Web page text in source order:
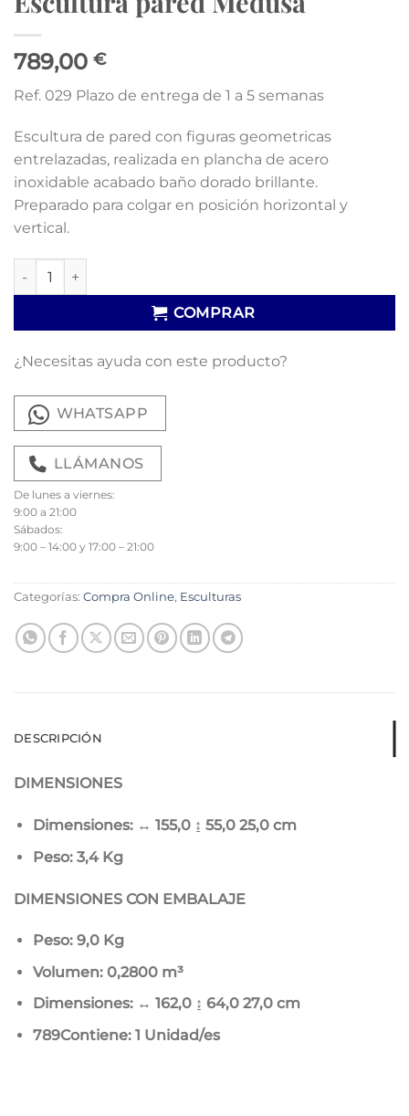
789,00 €
Ref. 029 Plazo de entrega de 1 a 5 semanas
Escultura de pared con figuras geometricas
entrelazadas, realizada en plancha de acero
inoxidable acabado baño dorado brillante.
Preparado para colgar en posición horizontal y
vertical.
Escultura pared Medusa cantidad
COMPRAR
¿Necesitas ayuda con este producto?
WHATSAPP
LLÁMANOS
De lunes a viernes:
9:00 a 21:00
Sábados:
9:00 – 14:00 y 17:00 – 21:00
Categorías: Compra Online, Esculturas
DESCRIPCIÓN
DIMENSIONES
Dimensiones: ↔ 155,0 ↨ 55,0 25,0 cm
Peso: 3,4 Kg
DIMENSIONES CON EMBALAJE
Peso: 9,0 Kg
Volumen: 0,2800 m³
Dimensiones: ↔ 162,0 ↨ 64,0 27,0 cm
789Contiene: 1 Unidad/es